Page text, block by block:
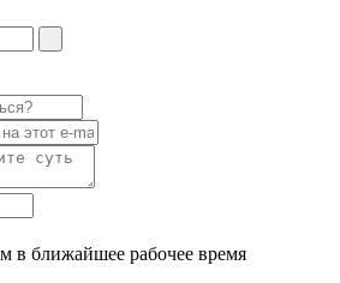
в ближайшее рабочее время